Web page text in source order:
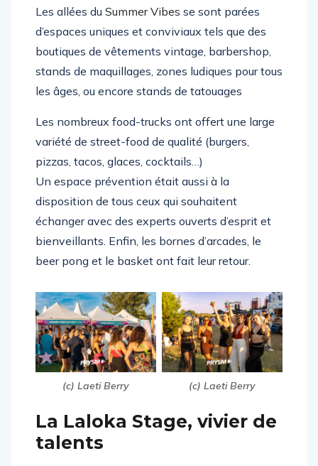
Les allées du Summer Vibes se sont parées
d’espaces uniques et conviviaux tels que des
boutiques de vêtements vintage, barbershop,
stands de maquillages, zones ludiques pour tous
les âges, ou encore stands de tatouages
Les nombreux food-trucks ont offert une large
variété de street-food de qualité (burgers,
pizzas, tacos, glaces, cocktails…)
Un espace prévention était aussi à la
disposition de tous ceux qui souhaitent
échanger avec des experts ouverts d’esprit et
bienveillants. Enfin, les bornes d’arcades, le
beer pong et le basket ont fait leur retour.
(c) Laeti Berry (c) Laeti Berry
La Laloka Stage, vivier de
talents